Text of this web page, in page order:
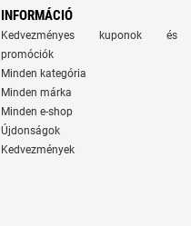
INFORMÁCIÓ
Kedvezményes kuponok és
promóciók
Minden kategória
Minden márka
Minden e-shop
Újdonságok
Kedvezmények